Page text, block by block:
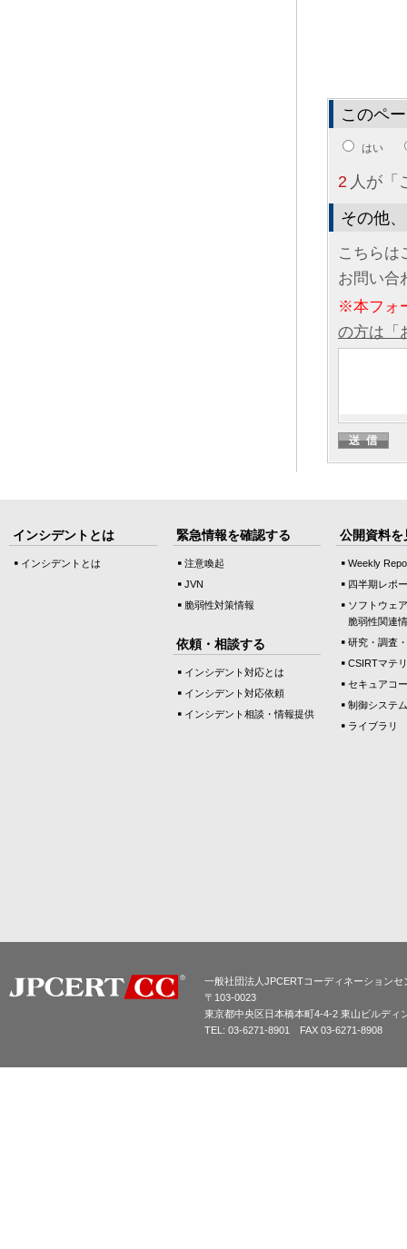
このペ
はい
2 人が「
その他
こちらは
お問い合
※本フォ
の方は「
インシデントとは
インシデントとは
緊急情報を確認する
注意喚起
JVN
脆弱性対策情報
依頼・相談する
インシデント対応とは
インシデント対応依頼
インシデント相談・情報提供
公開資料を
Weekly
四半期レポ
ソフトウェ
脆弱性関連
研究・調査
CSIRTマテ
セキュアコ
制御システ
ライブラリ
一般社団法人JPCERTコーディネーションセ
〒103-0023
東京都中央区日本橋本町4-4-2 東山ビルディ
TEL: 03-6271-8901 FAX 03-6271-8908